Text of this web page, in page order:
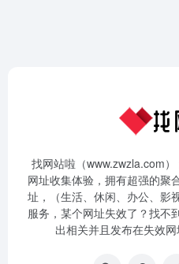
找网站啦（www.zwzla.com
网址收集体验，拥有超强的聚
址，（生活、休闲、办公、影
服务，某个网址失效了？找不
出相关并且发布在失效网